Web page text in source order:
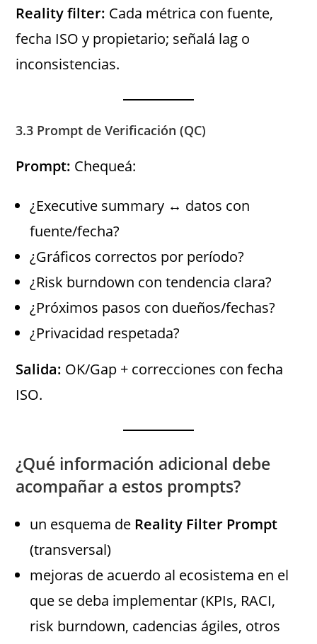
Reality filter: Cada métrica con fuente,
fecha ISO y propietario; señalá lag o
inconsistencias.
3.3 Prompt de Verificación (QC)
Prompt: Chequeá:
¿Executive summary ↔ datos con
fuente/fecha?
¿Gráficos correctos por período?
¿Risk burndown con tendencia clara?
¿Próximos pasos con dueños/fechas?
¿Privacidad respetada?
Salida: OK/Gap + correcciones con fecha
ISO.
¿Qué información adicional debe
acompañar a estos prompts?
un esquema de Reality Filter Prompt
(transversal)
mejoras de acuerdo al ecosistema en el
que se deba implementar (KPIs, RACI,
risk burndown, cadencias ágiles, otros